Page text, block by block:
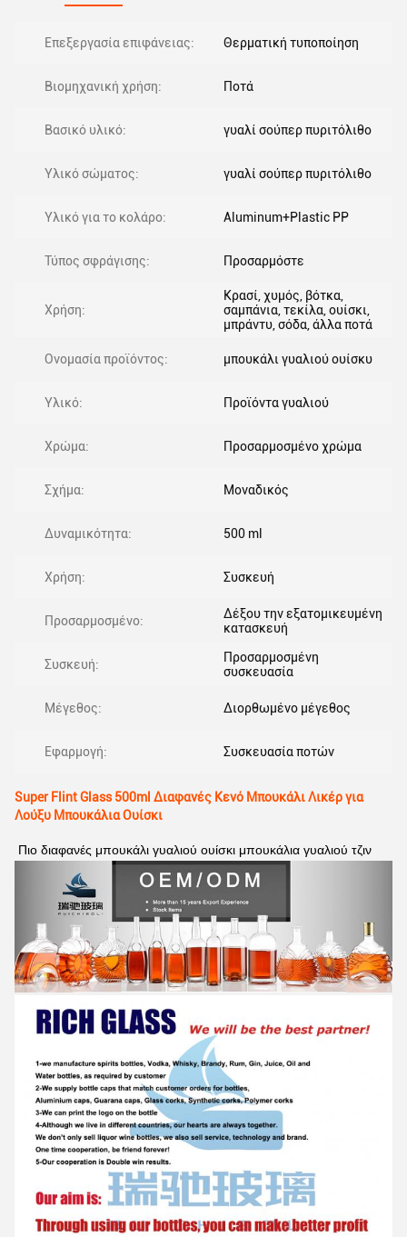
Επεξεργασία επιφάνειας: Θερματική τυποποίηση
Βιομηχανική χρήση: Ποτά
Βασικό υλικό: γυαλί σούπερ πυριτόλιθο
Υλικό σώματος: γυαλί σούπερ πυριτόλιθο
Υλικό για το κολάρο: Aluminum+Plastic PP
Τύπος σφράγισης: Προσαρμόστε
Χρήση:
Κρασί, χυμός, βότκα,
σαμπάνια, τεκίλα, ουίσκι,
μπράντυ, σόδα, άλλα ποτά
Ονομασία προϊόντος: μπουκάλι γυαλιού ουίσκυ
Υλικό: Προϊόντα γυαλιού
Χρώμα: Προσαρμοσμένο χρώμα
Σχήμα: Μοναδικός
Δυναμικότητα: 500 ml
Χρήση: Συσκευή
Προσαρμοσμένο:
Δέξου την εξατομικευμένη
κατασκευή
Συσκευή:
Προσαρμοσμένη
συσκευασία
Μέγεθος: Διορθωμένο μέγεθος
Εφαρμογή: Συσκευασία ποτών
Super Flint Glass 500ml Διαφανές Κενό Μπουκάλι Λικέρ για
Λούξυ Μπουκάλια Ουίσκι
Πιο διαφανές μπουκάλι γυαλιού ουίσκι μπουκάλια γυαλιού τζιν